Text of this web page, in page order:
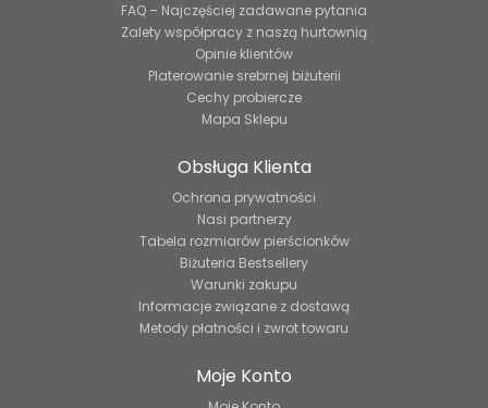
FAQ – Najczęściej zadawane pytania
Zalety współpracy z naszą hurtownią
Opinie klientów
Platerowanie srebrnej biżuterii
Cechy probiercze
Mapa Sklepu
Obsługa Klienta
Ochrona prywatności
Nasi partnerzy
Tabela rozmiarów pierścionków
Biżuteria Bestsellery
Warunki zakupu
Informacje związane z dostawą
Metody płatności i zwrot towaru
Moje Konto